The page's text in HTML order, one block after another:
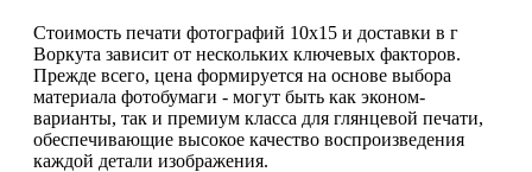
Стоимость печати фотографий 10х15 и доставки в г
Воркута зависит от нескольких ключевых факторов.
Прежде всего, цена формируется на основе выбора
материала фотобумаги - могут быть как эконом-
варианты, так и премиум класса для глянцевой печати,
обеспечивающие высокое качество воспроизведения
каждой детали изображения.